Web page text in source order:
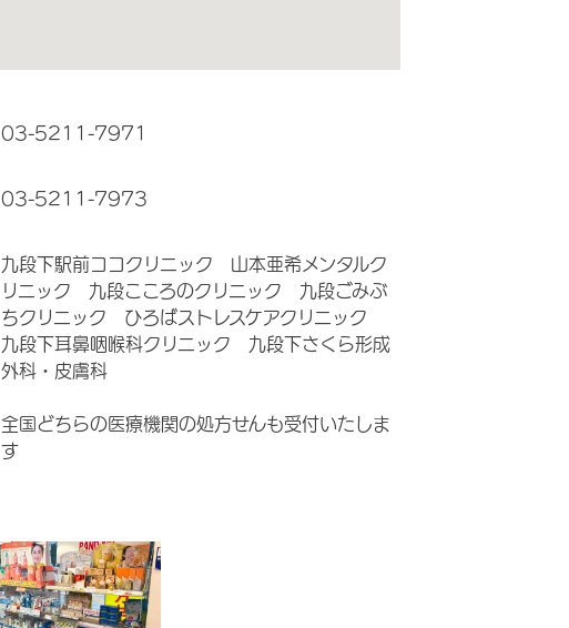
03-5211-7971
03-5211-7973
九段下駅前ココクリニック 山本亜希メンタルク
リニック 九段こころのクリニック 九段ごみぶ
ちクリニック ひろばストレスケアクリニック
九段下耳鼻咽喉科クリニック 九段下さくら形成
外科・皮膚科
全国どちらの医療機関の処方せんも受付いたしま
す